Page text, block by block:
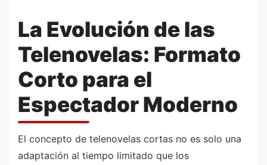
La Evolución de las
Telenovelas: Formato
Corto para el
Espectador Moderno
El concepto de telenovelas cortas no es solo una
adaptación al tiempo limitado que los